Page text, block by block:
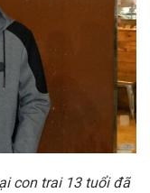
con trai 13 tuổi đã